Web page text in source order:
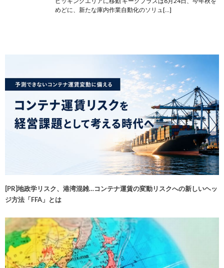
めどに、新たな庫内作業自動化のソリュ[…]
[PR]地政学リスク、港湾混雑…コンテナ運賃の変動リスクへの新しいヘッ
ジ方法「FFA」とは